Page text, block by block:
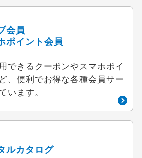
会員
ポイント会員
できるクーポンやスマホポイ
、便利でお得な各種会員サー
います。
ルカタログ